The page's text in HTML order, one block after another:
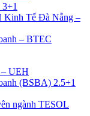
Tế Đà Nẵng –
– BTEC
UEH
(BSBA) 2.5+1
ngành TESOL